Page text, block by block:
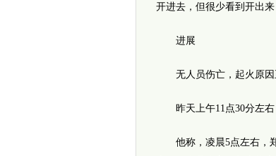
开进去，但很少看到开出来
进展
无人员伤亡，起火原因
昨天上午11点30分左右
他称，凌晨5点左右，郑